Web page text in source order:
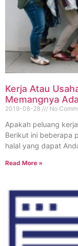
Kerja Atau
Memangnya
2019-08-28 No
Apakah peluang
Berikut ini beberapa
halal yang dapat
Read More »